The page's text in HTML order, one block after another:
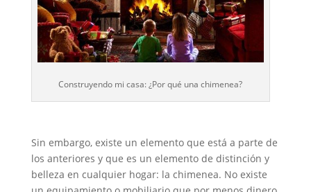
Construyendo mi casa: ¿Por qué una chimenea?
Sin embargo, existe un elemento que está a parte de
los anteriores y que es un elemento de distinción y
belleza en cualquier hogar: la chimenea. No existe